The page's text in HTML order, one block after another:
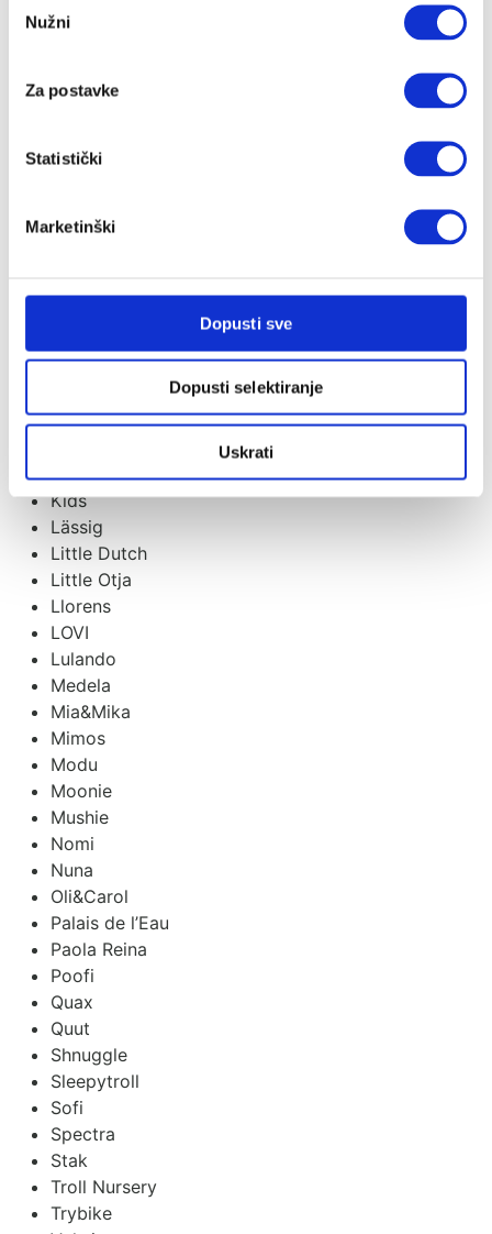
pristanka
Nužni
Za postavke
Statistički
Marketinški
Dopusti sve
Dopusti selektiranje
Uskrati
Done By Deer
Evolve
Fresk
iCandy
Jollein
Just kiddin baby
Kenguru
Kids
Lässig
Little Dutch
Little Otja
Llorens
LOVI
Lulando
Medela
Mia&Mika
Mimos
Modu
Moonie
Mushie
Nomi
Nuna
Oli&Carol
Palais de l’Eau
Paola Reina
Poofi
Quax
Quut
Shnuggle
Sleepytroll
Sofi
Spectra
Stak
Troll Nursery
Trybike